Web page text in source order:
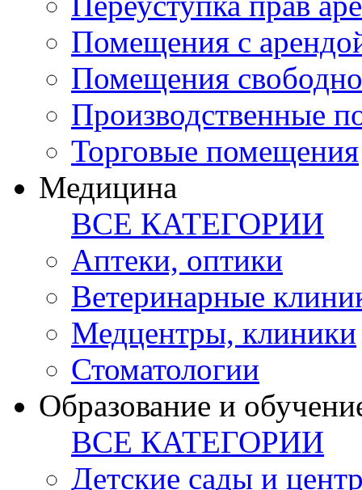
Помещения с
Помещения
Производственные
Торговые помещения
Медицина
ВСЕ КАТЕГОРИИ
Аптеки, оптики
Ветеринарные
Медцентры, клиники
Стоматологии
Образование и
ВСЕ КАТЕГОРИИ
Детские сады и